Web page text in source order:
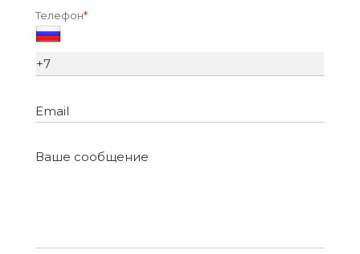
Телефон*
Email
Ваше сообщение